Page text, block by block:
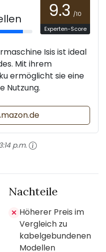
9.3 /10
Experten-Score
Isis ist ideal
Mit ihrem
ermöglicht sie eine
Nutzung.
p.m.
Nachteile
✕ Höherer Preis im
Vergleich zu
kabelgebundenen
Modellen